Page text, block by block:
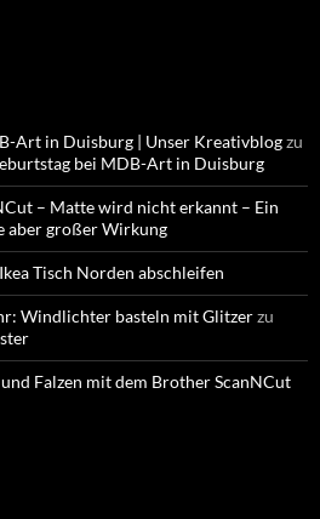
Art in Duisburg | Unser Kreativblogzu
bei MDB-Art in Duisburg
– Matte wird nicht erkannt – Ein
aber großer Wirkung
Tisch Norden abschleifen
Windlichter basteln mit Glitzerzu
und Falzen mit dem Brother ScanNCut